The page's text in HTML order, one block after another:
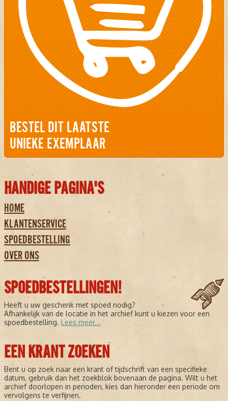
BESTEL DIT LAATSTE
UNIEKE EXEMPLAAR
HANDIGE PAGINA'S
HOME
KLANTENSERVICE
SPOEDBESTELLING
OVER ONS
SPOEDBESTELLINGEN!
Heeft u uw geschenk met spoed nodig?
Afhankelijk van de locatie in het archief kunt u kiezen voor een
spoedbestelling. Lees meer...
EEN KRANT ZOEKEN
Bent u op zoek naar een krant of tijdschrift van een specifieke
datum, gebruik dan het zoekblok bovenaan de pagina. Wilt u het
archief doorlopen in perioden, kies dan hieronder een periode om
vervolgens te verfijnen.